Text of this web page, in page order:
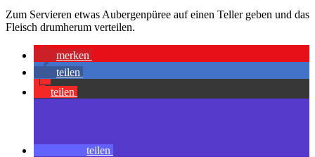
Zum Servieren etwas Aubergenpüree auf einen Teller geben und das
Fleisch drumherum verteilen.
merken
teilen
teilen
teilen